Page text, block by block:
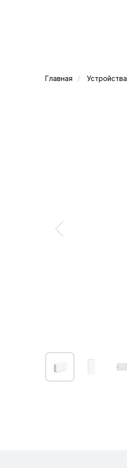
Главная / Устройства